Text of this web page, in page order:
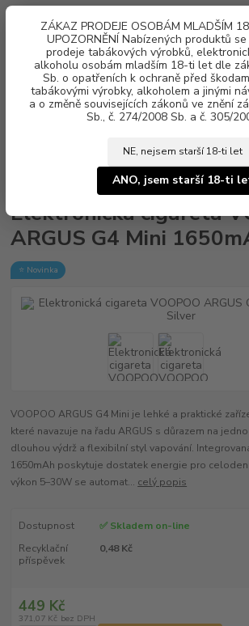
ZÁKAZ PRODEJE OSOBÁM MLADŠÍM
UPOZORNĚNÍ Nabízených produktů
prodeje tabákových výrobků,
alkoholu osobám mladším 18-ti let dle
Sb. o opatřeních k ochraně před
tabákovými výrobky, alkoholem a jinými
a o změně souvisejících zákonů ve znění
Sb., č. 274/2008 Sb. a č. 305/
NE, nejsem starší 18-ti let
ANO, jsem starší 18-ti
ARGUS G4 Mini 1650mAh Silver
Elektronická cigareta
ARGUS G4 Mini
⭐ Novinka
VOOPOO ARGUS G4 Mini je lehké a praktické
které navazuje na řadu ARGUS s důrazem na
dlouhou výdrž a flexibilní styl vapování.
1650mAh poskytuje dostatek energie pro
výkon 5–30W se automat... celý popis
Dostupnost
✅ Skladem on-line
Recyklační
příspěvek
0,48 Kč
449 Kč
371,07 Kč bez DPH